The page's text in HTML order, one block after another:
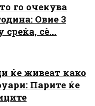
го очекува
Овие 3
сè...
ќе живеат како
Парите ќе